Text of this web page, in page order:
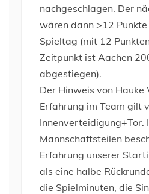
nachgeschlagen. Der
wären dann >12
Spieltag (mit 12
Zeitpunkt ist Aachen
abgestiegen).
Der Hinweis von Hauke
Erfahrung im Team gilt
Innenverteidigung+Tor.
Mannschaftsteilen
Erfahrung unserer
als eine halbe
die Spielminuten, die